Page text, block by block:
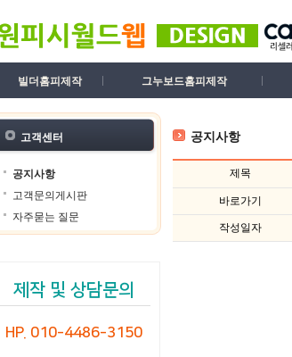
빌더홈피제작 그누보드홈피제작
고객센터
공지사항
고객문의게시판
자주묻는 질문
제작 및 상담문의
HP. 010-4486-3150
공지사항
제목
바로가기
작성일자